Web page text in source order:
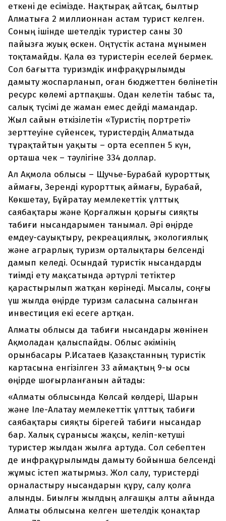
еткені де есімізде. Нақтырақ айтсақ, былтыр
Алматыға 2 миллионнан астам турист келген.
Соның ішінде шетелдік туристер саны 30
пайызға жуық өскен. Оңтүстік астана мұнымен
тоқтамайды. Қала өз туристерін еселей бермек.
Сол бағытта туризмдік инфрақұрылымды
дамыту жоспарланып, оған бюджеттен бөлінетін
ресурс көлемі артпақшы. Одан келетін табыс та,
салық түсімі де жаман емес дейді мамандар.
Жыл сайын өткізілетін «Туристің портреті»
зерттеуіне сүйенсек, туристердің Алматыда
тұрақтайтын уақыты – орта есеппен 5 күн,
орташа чек – тәулігіне 334 доллар.
Ал Ақмола облысы – Щучье-Бурабай курорттық
аймағы, Зеренді курорттық аймағы, Бурабай,
Көкшетау, Бұйратау мемлекеттік ұлттық
саябақтары және Қорғалжын қорығы сияқты
табиғи нысандарымен танымал. Әрі өңірде
емдеу-сауықтыру, рекреациялық, экологиялық
және аграрлық туризм орталықтары белсенді
дамып келеді. Осындай туристік нысандарды
тиімді ету мақсатында әртүрлі тетіктер
қарастырылып жатқан көрінеді. Мысалы, соңғы
үш жылда өңірде туризм саласына салынған
инвестиция екі есеге артқан.
Алматы облысы да табиғи нысандары жөнінен
Ақмоладан қалыспайды. Облыс әкімінің
орынбасары Р.Исатаев Қазақстанның туристік
картасына енгізілген 33 аймақтың 9-ы осы
өңірде шоғырланғанын айтады:
«Алматы облысында Көлсай көлдері, Шарын
және Іле-Алатау мемлекеттік ұлттық табиғи
саябақтары сияқты бірегей табиғи нысандар
бар. Халық сұранысы жақсы, келіп-кетуші
туристер жылдан жылға артуда. Сол себептен
де инфрақұрылымды дамыту бойынша белсенді
жұмыс істеп жатырмыз. Жол салу, туристерді
орналастыру нысандарын құру, салу қолға
алынды. Биылғы жылдың алғашқы алты айында
Алматы облысына келген шетелдік қонақтар